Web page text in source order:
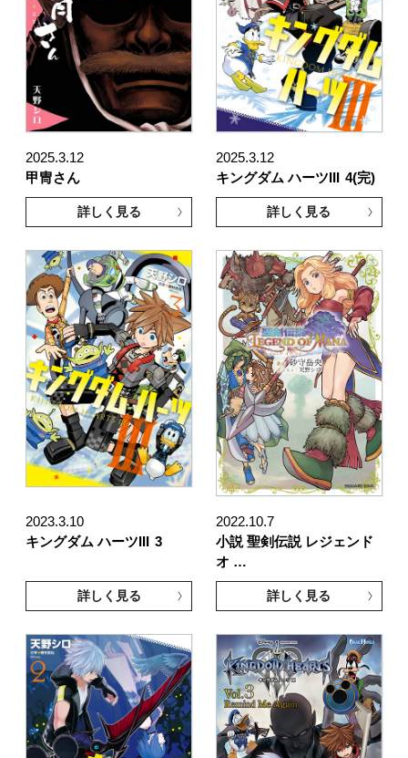
2025.3.12
甲冑さん
詳しく見る
2025.3.12
キングダム ハーツIII
4(完)
詳しく見る
2023.3.10
キングダム ハーツIII
3
詳しく見る
2022.10.7
小説 聖剣伝説 レジェンド
オ …
詳しく見る